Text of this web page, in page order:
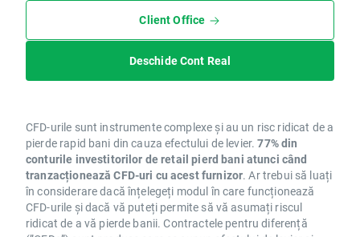
Client Office
Deschide Cont Real
CFD-urile sunt instrumente complexe și au un risc ridicat de a
pierde rapid bani din cauza efectului de levier.77% din
conturile investitorilor de retail pierd bani atunci când
tranzacționează CFD-uri cu acest furnizor. Ar trebui să luați
în considerare dacă înțelegeți modul în care funcționează
CFD-urile și dacă vă puteți permite să vă asumați riscul
ridicat de a vă pierde banii. Contractele pentru diferență